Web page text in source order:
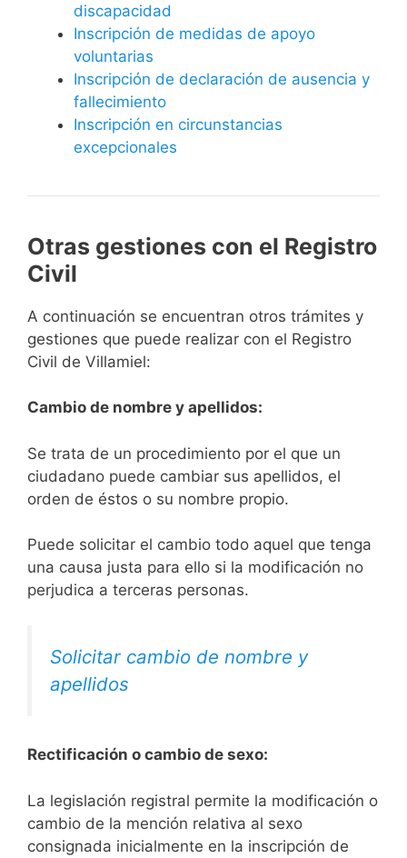
discapacidad
Inscripción de medidas de apoyo
voluntarias
Inscripción de declaración de ausencia y
fallecimiento
Inscripción en circunstancias
excepcionales
Otras gestiones con el Registro
Civil
A continuación se encuentran otros trámites y
gestiones que puede realizar con el Registro
Civil de Villamiel:
Cambio de nombre y apellidos:
Se trata de un procedimiento por el que un
ciudadano puede cambiar sus apellidos, el
orden de éstos o su nombre propio.
Puede solicitar el cambio todo aquel que tenga
una causa justa para ello si la modificación no
perjudica a terceras personas.
Solicitar cambio de nombre y
apellidos
Rectificación o cambio de sexo:
La legislación registral permite la modificación o
cambio de la mención relativa al sexo
consignada inicialmente en la inscripción de